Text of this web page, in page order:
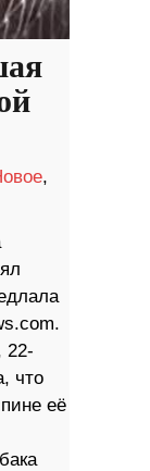
,
22-
что
её